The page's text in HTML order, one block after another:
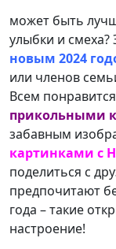
может быть
улыбки и смеха?
новым 2024
или членов
Всем
прикольными
забавным
картинками с
поделиться с
предпочитают
года – такие
настроение!